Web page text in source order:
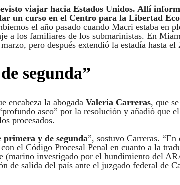
viajar hacia Estados Unidos. Allí
un curso en el Centro para la Libertad
el año pasado cuando Macri estaba en
a los familiares de los submarinistas. En
pero después extendió la estadía hasta el
segunda”
encabeza la abogada Valeria Carreras, que
asco” por la resolución y añadió que el
procesados.
primera y de segunda”, sostuvo Carreras. “En
el Código Procesal Penal en cuanto a la
investigado por el hundimiento del
de salida del país ante el juzgado federal de